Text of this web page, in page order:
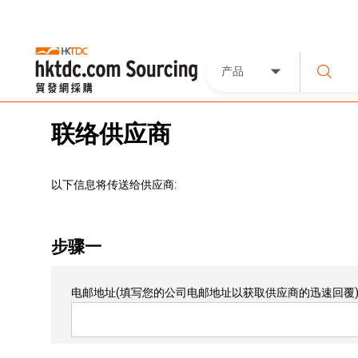
产品
联络供应商
以下信息将传送给供应商:
步骤一
电邮地址(填写您的公司电邮地址以获取供应商的迅速回覆)